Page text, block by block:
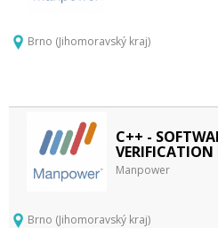
Brno (Jihomoravský kraj)
C++ -
VERIFICATION
Manpower
Brno (Jihomoravský kraj)